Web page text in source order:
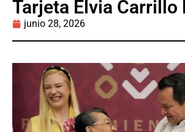
Tarjeta Elvia Carrillo
junio 28, 2026